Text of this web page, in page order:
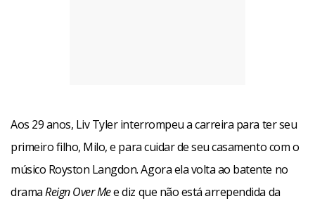
Aos 29 anos, Liv Tyler interrompeu a carreira para ter seu
primeiro filho, Milo, e para cuidar de seu casamento com o
músico Royston Langdon. Agora ela volta ao batente no
dramaReign Over Mee diz que não está arrependida da